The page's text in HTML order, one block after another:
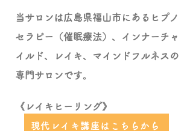
​当サロンは広島県福山市にあるヒプノ
セラピー（催眠療法）、インナーチャ
イルド、レイキ、マインドフルネスの
専門サロンです。
《レイキヒーリング》
現代レイキ講座はこちらから